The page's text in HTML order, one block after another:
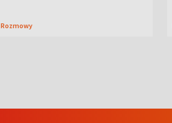
Rozmowy